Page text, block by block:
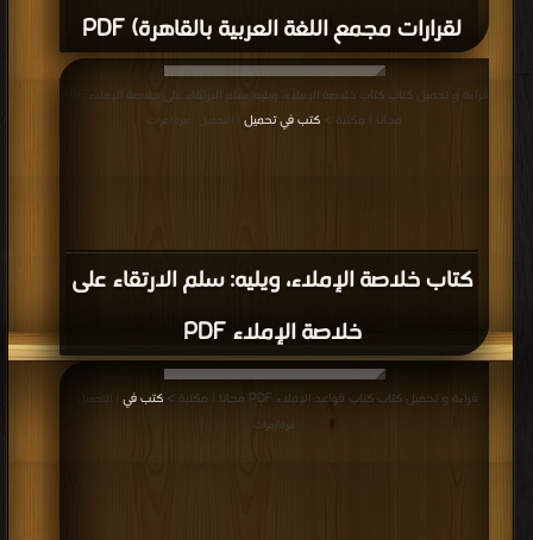
لقرارات مجمع اللغة العربية بالقاهرة) PDF
كتاب خلاصة الإملاء، ويليه: سلم الارتقاء على
خلاصة الإملاء PDF
مجانا | مكتبة >كتب في تحميل | التحميل : مرة/مرات
قراءة و تحميل كتاب كتاب قواعد الإملاء PDF مجانا | مكتبة > كتب في | التحميل :
مرة/مرات